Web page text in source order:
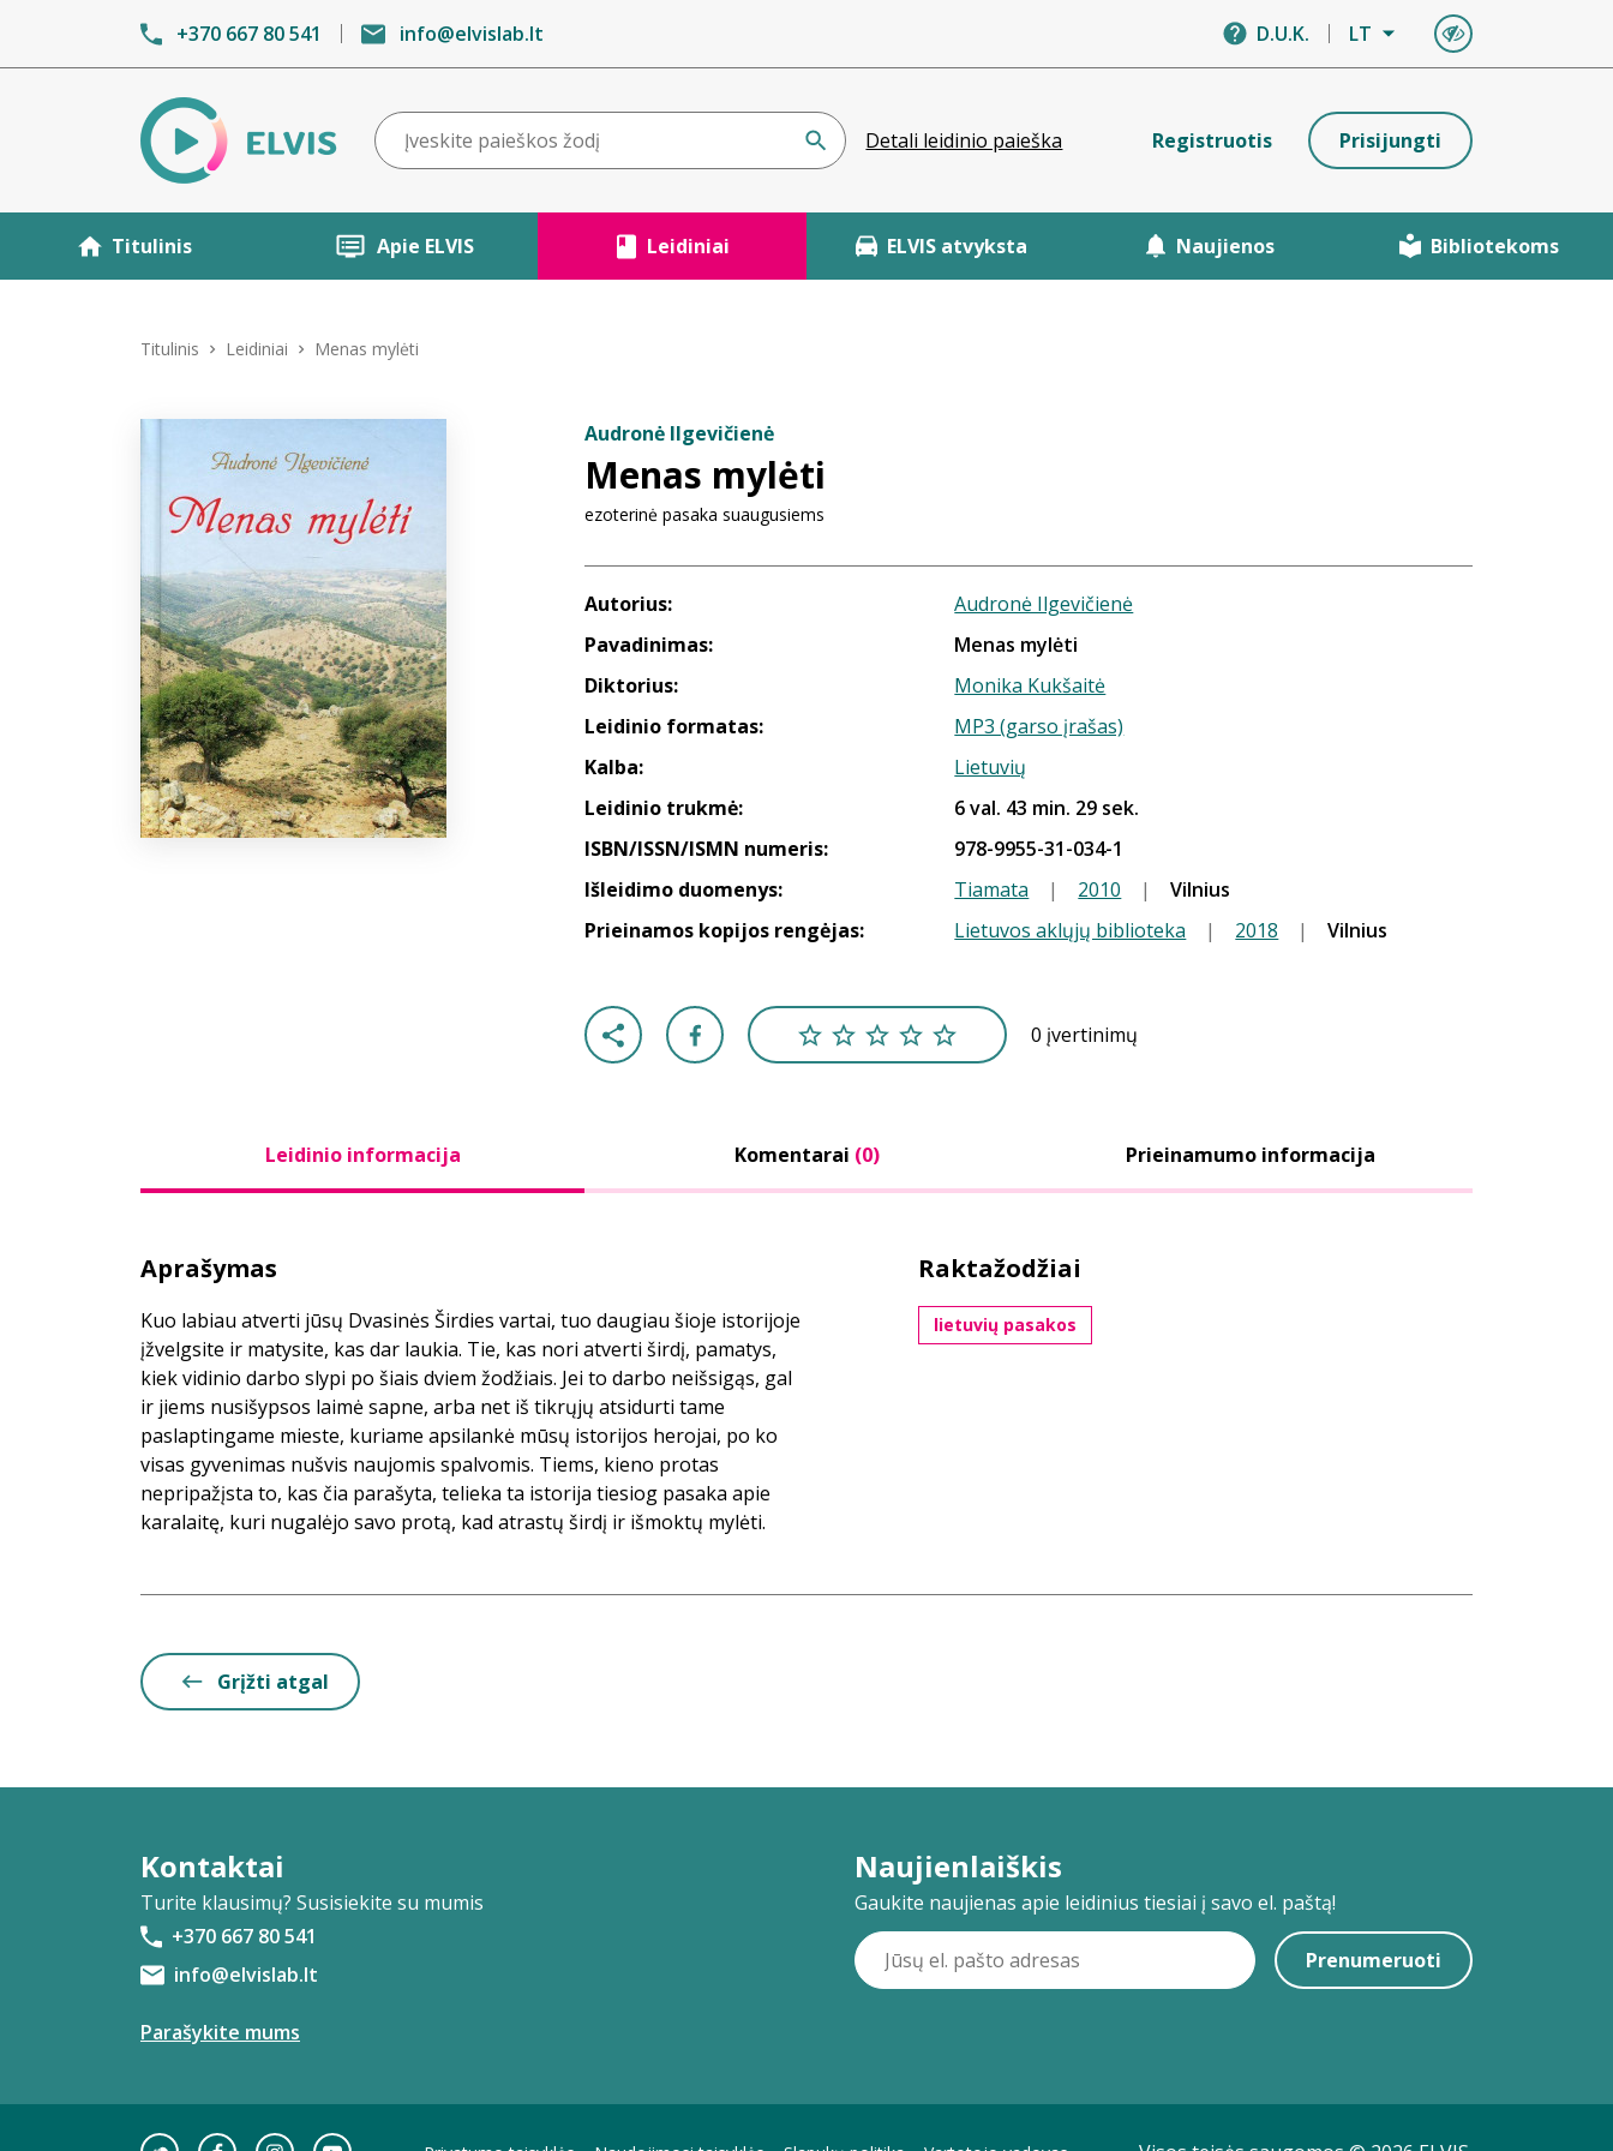
+370 667 80 541 info@elvislab.lt D.U.K. LT
Detali leidinio paieška Registruotis Prisijungti
Titulinis Apie ELVIS Leidiniai ELVIS atvyksta Naujienos Bibliotekoms
Titulinis Leidiniai Menas mylėti
Audronė Ilgevičienė
Menas mylėti
ezoterinė pasaka suaugusiems
Autorius:
Audronė Ilgevičienė
Pavadinimas:
Menas mylėti
Diktorius:
Monika Kukšaitė
Leidinio formatas:
MP3 (garso įrašas)
Kalba:
Lietuvių
Leidinio trukmė:
6 val. 43 min. 29 sek.
ISBN/ISSN/ISMN numeris:
978-9955-31-034-1
Išleidimo duomenys:
Tiamata | 2010 |
Vilnius
Prieinamos kopijos rengėjas:
Lietuvos aklųjų biblioteka | 2018 | Vilnius
0 įvertinimų
Leidinio informacija Komentarai (0) Prieinamumo informacija
Aprašymas
Kuo labiau atverti jūsų Dvasinės Širdies vartai, tuo daugiau šioje istorijoje
įžvelgsite ir matysite, kas dar laukia. Tie, kas nori atverti širdį, pamatys,
kiek vidinio darbo slypi po šiais dviem žodžiais. Jei to darbo neišsigąs, gal
ir jiems nusišypsos laimė sapne, arba net iš tikrųjų atsidurti tame
paslaptingame mieste, kuriame apsilankė mūsų istorijos herojai, po ko
visas gyvenimas nušvis naujomis spalvomis. Tiems, kieno protas
nepripažįsta to, kas čia parašyta, telieka ta istorija tiesiog pasaka apie
karalaitę, kuri nugalėjo savo protą, kad atrastų širdį ir išmoktų mylėti.
Raktažodžiai
lietuvių pasakos
Grįžti atgal
Kontaktai
Turite klausimų? Susisiekite su mumis
+370 667 80 541
info@elvislab.lt
Parašykite mums
Naujienlaiškis
Gaukite naujienas apie leidinius tiesiai į savo el. paštą!
Prenumeruoti